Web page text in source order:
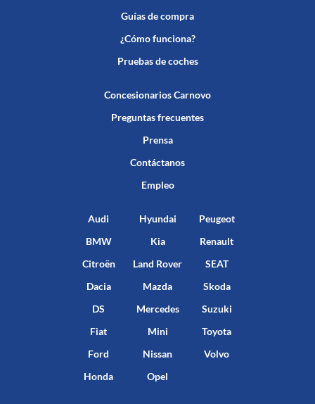
Guías de compra
¿Cómo funciona?
Pruebas de coches
Concesionarios Carnovo
Preguntas frecuentes
Prensa
Contáctanos
Empleo
Audi
BMW
Citroën
Dacia
DS
Fiat
Ford
Honda
Hyundai
Kia
Land Rover
Mazda
Mercedes
Mini
Nissan
Opel
Peugeot
Renault
SEAT
Skoda
Suzuki
Toyota
Volvo